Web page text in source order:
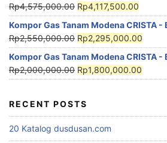
Rp4,575,000.00 Rp4,117,500.00
Kompor Gas Tanam Modena CRISTA -
Rp2,550,000.00 Rp2,295,000.00
Kompor Gas Tanam Modena CRISTA -
Rp2,000,000.00 Rp1,800,000.00
RECENT POSTS
20 Katalog dusdusan.com